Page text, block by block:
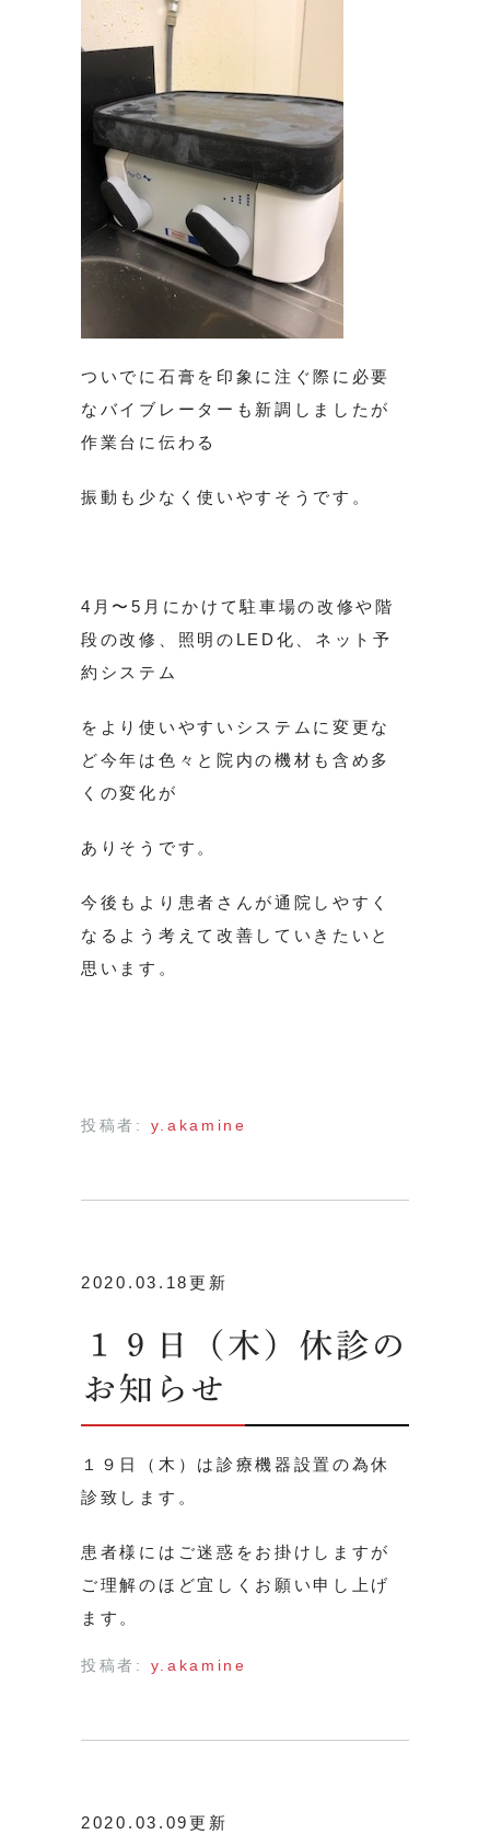
ついでに石膏を印象に注ぐ際に必要
なバイブレーターも新調しましたが
作業台に伝わる
振動も少なく使いやすそうです。
4月〜5月にかけて駐車場の改修や階
段の改修、照明のLED化、ネット予
約システム
をより使いやすいシステムに変更な
ど今年は色々と院内の機材も含め多
くの変化が
ありそうです。
今後もより患者さんが通院しやすく
なるよう考えて改善していきたいと
思います。
投稿者: y.akamine
2020.03.18更新
１９日（木）休診の
お知らせ
１９日（木）は診療機器設置の為休
診致します。
患者様にはご迷惑をお掛けしますが
ご理解のほど宜しくお願い申し上げ
ます。
投稿者: y.akamine
2020.03.09更新